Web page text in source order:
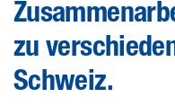
zu
Schweiz.